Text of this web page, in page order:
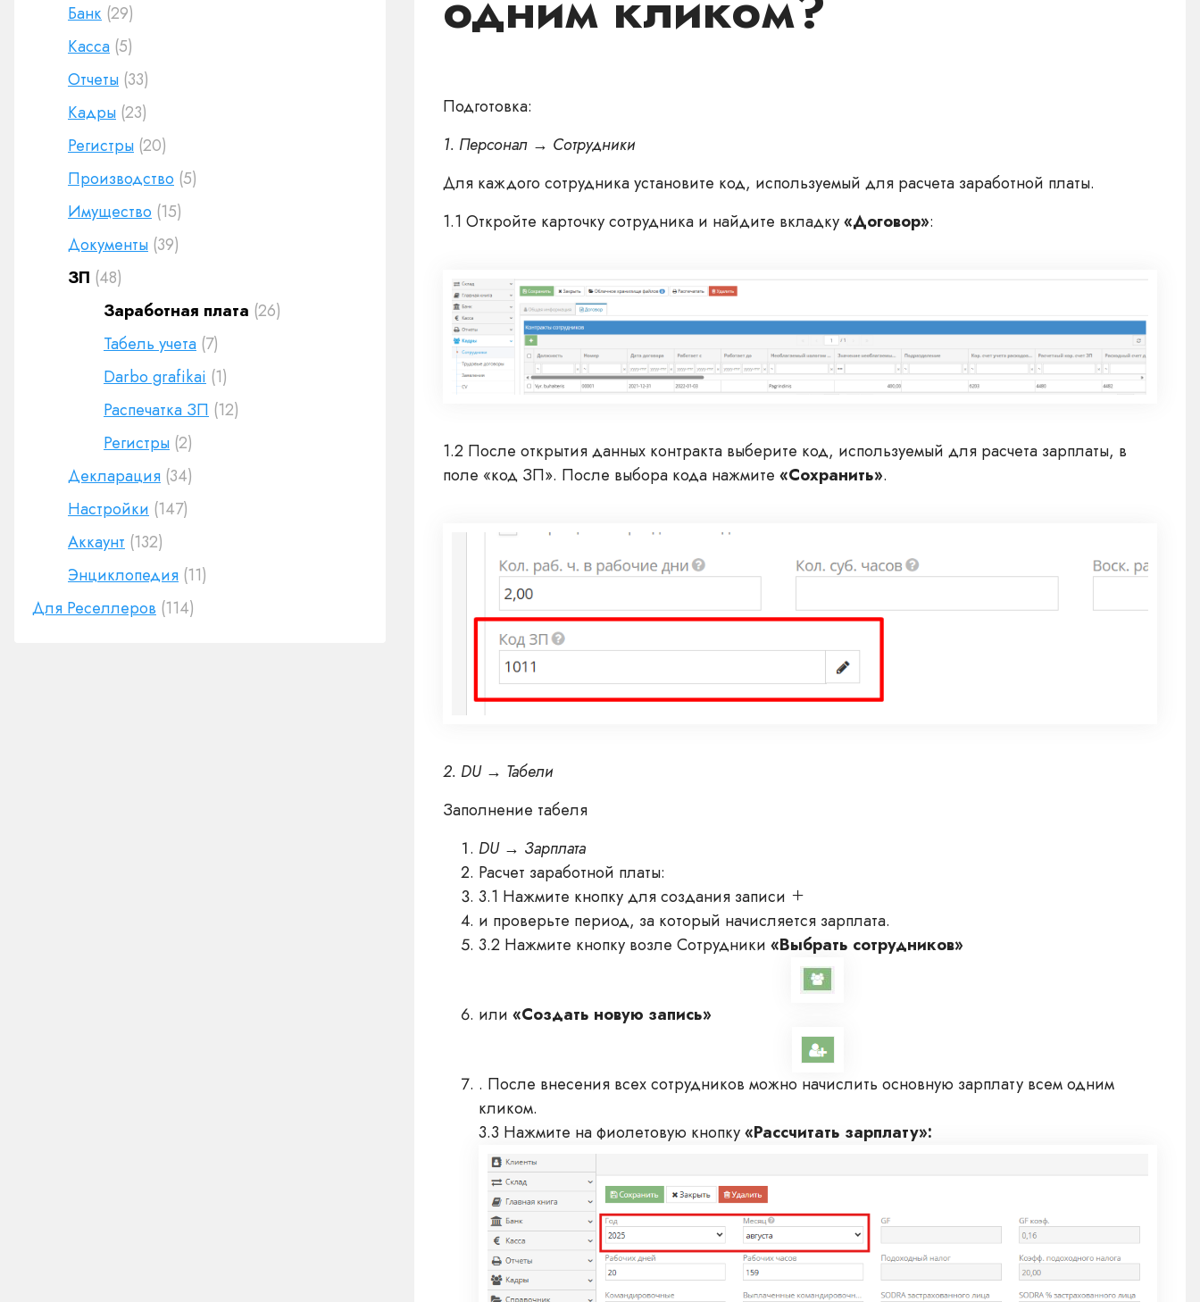
Банк (29)
Касса (5)
Отчеты (33)
Кадры (23)
Регистры (20)
Производство (5)
Имущество (15)
Документы (39)
ЗП (48)
Заработная плата (26)
Табель учета (7)
Darbo grafikai (1)
Распечатка ЗП (12)
Регистры (2)
Декларация (34)
Настройки (147)
Аккаунт (132)
Энциклопедия (11)
Для Реселлеров (114)
Подготовка:
1. Персонал → Сотрудники
Для каждого сотрудника установите код, используемый для расчета заработной платы.
1.1 Откройте карточку сотрудника и найдите вкладку«Договор»:
1.2 После открытия данных контракта выберите код, используемый для расчета зарплаты, в
поле «код ЗП». После выбора кода нажмите «Сохранить».
2. DU → Табели
Заполнение табеля
DU → Зарплата
Расчет заработной платы:
3.1 Нажмите кнопку для создания записи
и проверьте период, за который начисляется зарплата.
3.2 Нажмите кнопку возле Сотрудники «Выбрать сотрудников»
или «Создать новую запись»
. После внесения всех сотрудников можно начислить основную зарплату всем одним
кликом.
3.3 Нажмите на фиолетовую кнопку«Рассчитать зарплату»: